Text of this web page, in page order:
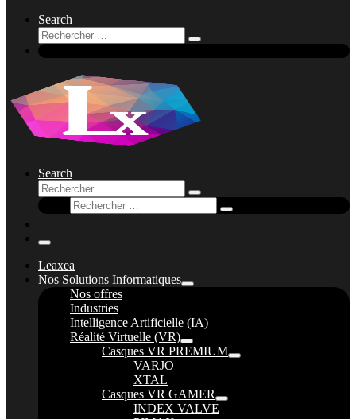
Search
Rechercher
Rechercher
…
Search
Rechercher
Rechercher
Rechercher
Rechercher
Menu
Leaxea
Nos Solutions Informatiques
Nos offres
Industries
Intelligence Artificielle (IA)
Réalité Virtuelle (VR)
Casques VR PREMIUM
VARJO
XTAL
Casques VR GAMER
INDEX VALVE